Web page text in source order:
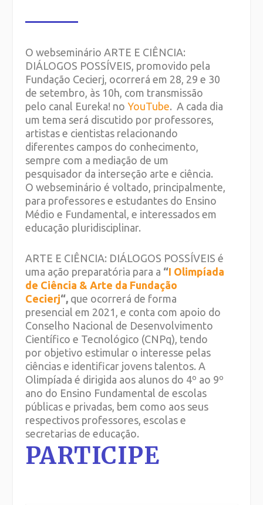
O webseminário ARTE E CIÊNCIA:
DIÁLOGOS POSSÍVEIS, promovido pela
Fundação Cecierj, ocorrerá em 28, 29 e 30
de setembro, às 10h, com transmissão
pelo canal Eureka! no YouTube. A cada dia
um tema será discutido por professores,
artistas e cientistas relacionando
diferentes campos do conhecimento,
sempre com a mediação de um
pesquisador da interseção arte e ciência.
O webseminário é voltado, principalmente,
para professores e estudantes do Ensino
Médio e Fundamental, e interessados em
educação pluridisciplinar.
ARTE E CIÊNCIA: DIÁLOGOS POSSÍVEIS é
uma ação preparatória para a “I Olimpíada
de Ciência & Arte da Fundação
Cecierj“,que ocorrerá de forma
presencial em 2021, e conta com apoio do
Conselho Nacional de Desenvolvimento
Científico e Tecnológico (CNPq), tendo
por objetivo estimular o interesse pelas
ciências e identificar jovens talentos. A
Olimpíada é dirigida aos alunos do 4º ao 9º
ano do Ensino Fundamental de escolas
públicas e privadas, bem como aos seus
respectivos professores, escolas e
secretarias de educação.
PARTICIPE